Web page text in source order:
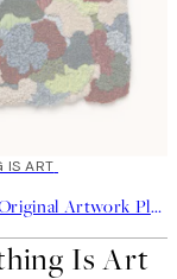
IS ART
Mossmark Original Artwork Plakat
Is Art